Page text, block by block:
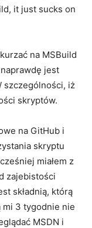
it just sucks on
na MSBuild
jest
szczególności, iż
skryptów.
na GitHub i
skryptu
miałem z
zajebistości
składnią, którą
mi 3 tygodnie nie
MSDN i